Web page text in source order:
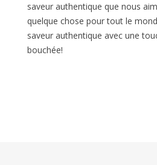
saveur authentique que nous
quelque chose pour tout le
saveur authentique avec une
bouchée!